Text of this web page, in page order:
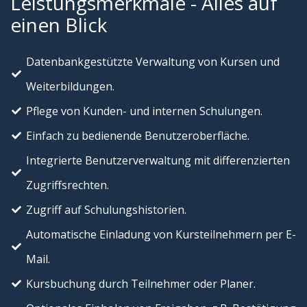
einen Blick
Datenbankgestützte Verwaltung von Kursen und
Weiterbildungen.
Pflege von Kunden- und internen Schulungen.
Einfach zu bedienende Benutzeroberfläche.
Integrierte Benutzerverwaltung mit differenzierten
Zugriffsrechten.
Zugriff auf Schulungshistorien.
Automatische Einladung von Kursteilnehmern per E-
Mail.
Kursbuchung durch Teilnehmer oder Planer.